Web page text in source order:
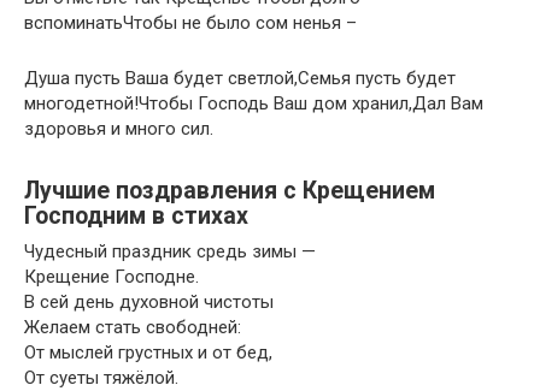
вспоминатьЧтобы не было сом ненья –
Душа пусть Ваша будет светлой,Семья пусть будет
многодетной!Чтобы Господь Ваш дом хранил,Дал Вам
здоровья и много сил.
Лучшие поздравления с Крещением
Господним в стихах
Чудесный праздник средь зимы —
Крещение Господне.
В сей день духовной чистоты
Желаем стать свободней:
От мыслей грустных и от бед,
От суеты тяжёлой.